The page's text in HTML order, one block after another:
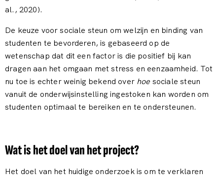
al., 2020).
De keuze voor sociale steun om welzijn en binding van
studenten te bevorderen, is gebaseerd op de
wetenschap dat dit een factor is die positief bij kan
dragen aan het omgaan met stress en eenzaamheid. Tot
nu toe is echter weinig bekend over hoe sociale steun
vanuit de onderwijsinstelling ingestoken kan worden om
studenten optimaal te bereiken en te ondersteunen.
Wat is het doel van het project?
Het doel van het huidige onderzoek is om te verklaren